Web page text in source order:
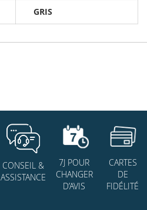
GRIS
CONSEIL &
ASSISTANCE
7J POUR
CHANGER
D’AVIS
CARTES
DE
FIDÉLITÉ